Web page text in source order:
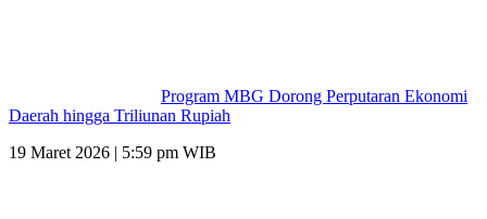
Program MBG Dorong Perputaran Ekonomi
Daerah hingga Triliunan Rupiah
19 Maret 2026 | 5:59 pm WIB